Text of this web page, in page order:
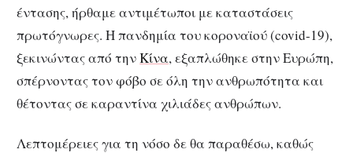
έντασης, ήρθαμε αντιμέτωποι με καταστάσεις
πρωτόγνωρες. Η πανδημία του κοροναϊού (covid-19),
ξεκινώντας από τηνΚίνα, εξαπλώθηκε στην Ευρώπη,
σπέρνοντας τον φόβο σε όλη την ανθρωπότητα και
θέτοντας σε καραντίνα χιλιάδες ανθρώπων.
Λεπτομέρειες για τη νόσο δε θα παραθέσω, καθώς